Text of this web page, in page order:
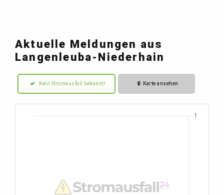
Aktuelle Meldungen aus
Langenleuba-Niederhain
Kein Stromausfall bekannt! Karte ansehen